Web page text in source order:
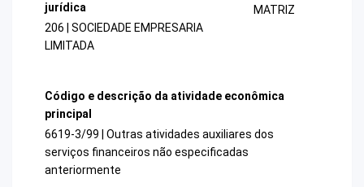
jurídica
206 | SOCIEDADE EMPRESARIA
LIMITADA
MATRIZ
Código e descrição da atividade econômica
principal
6619-3/99 | Outras atividades auxiliares dos
serviços financeiros não especificadas
anteriormente